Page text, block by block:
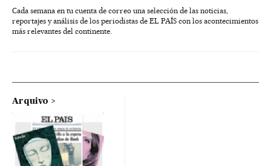
Cada semana en tu cuenta de correo una selección de las noticias,
reportajes y análisis de los periodistas de EL PAÍS con los acontecimientos
más relevantes del continente.
Arquivo